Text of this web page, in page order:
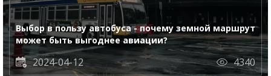
Выбор в пользу автобуса - почему земной маршрут
может быть выгоднее авиации?
2024-04-12 4340